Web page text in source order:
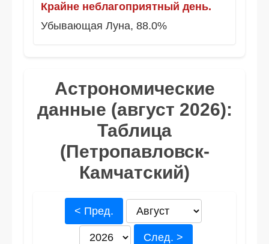
Крайне неблагоприятный день.
Убывающая Луна, 88.0%
Астрономические
данные (август 2026):
Таблица
(Петропавловск-
Камчатский)
< Пред.
След. >